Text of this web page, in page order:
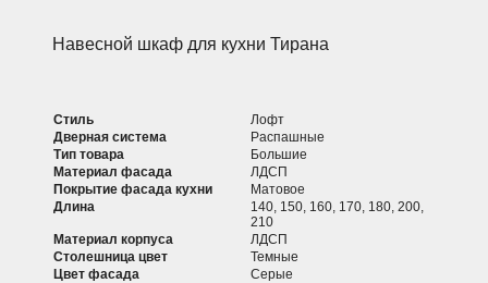
Навесной шкаф для кухни Тирана
Стиль
Лофт
Дверная система
Распашные
Тип товара
Большие
Материал фасада
ЛДСП
Покрытие фасада кухни
Матовое
Длина
140, 150, 160, 170, 180, 200,
210
Материал корпуса
ЛДСП
Столешница цвет
Темные
Цвет фасада
Серые